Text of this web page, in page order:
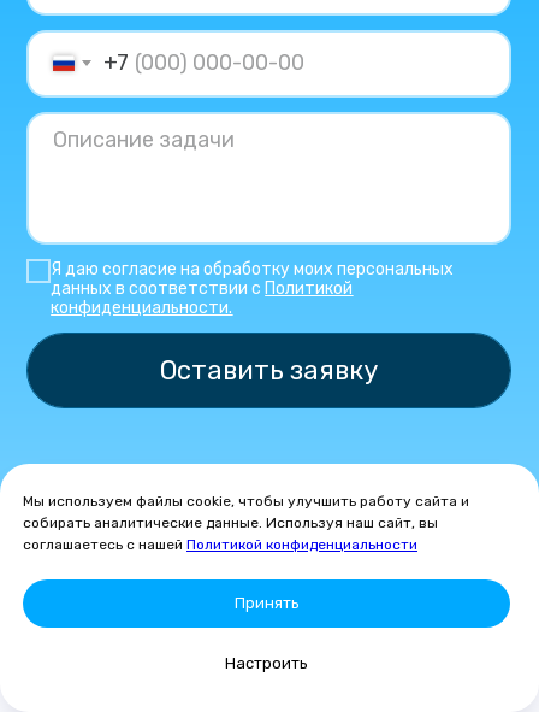
Также можете позвонить по номеру
8 800 222 19 68
+7
Я даю согласие на обработку моих персональных
данных в соответствии с Политикой
конфиденциальности.
Оставить заявку
Мы используем файлы cookie, чтобы улучшить работу сайта и
собирать аналитические данные. Используя наш сайт, вы
соглашаетесь с нашей Политикой конфиденциальности
Принять
Настроить